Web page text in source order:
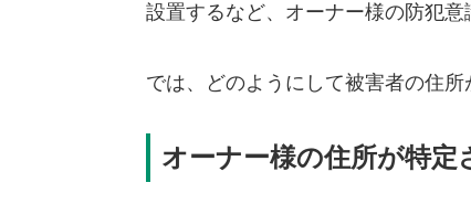
設置するなど、オーナー様の防犯意
では、どのようにして被害者の住
オーナー様の住所が特定